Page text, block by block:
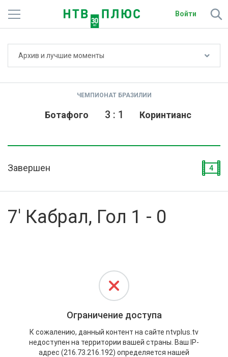
Войти
О сайте
Архив и лучшие моменты
ЧЕМПИОНАТ БРАЗИЛИИ
Ботафого Коринтианс
3 : 1
Завершен 4
7' Кабрал, Гол 1 - 0